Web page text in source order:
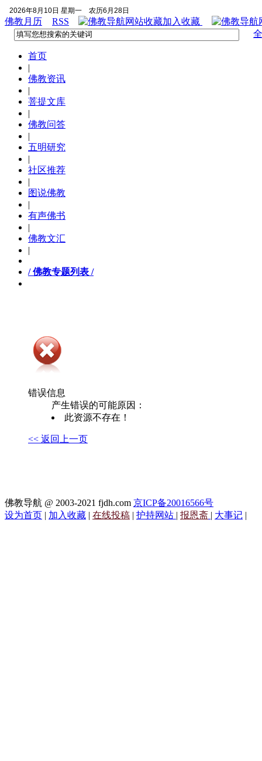
2026年8月10日 星期一 农历6月28日
佛教月历 RSS
加入收藏
首页
|
佛教资讯
|
菩提文库
|
佛教问答
|
五明研究
|
社区推荐
|
图说佛教
|
有声佛书
|
佛教文汇
|
/ 佛教专题列表 /
错误信息
产生错误的可能原因：
此资源不存在！
<< 返回上一页
佛教导航 @ 2003-2021 fjdh.com 京ICP备20016566号
设为首页 | 加入收藏 | 在线投稿 | 护持网站 | 报恩斋 | 大事记 |